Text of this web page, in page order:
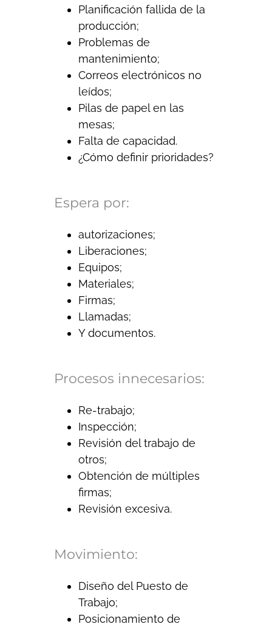
Planificación fallida de la
producción;
Problemas de
mantenimiento;
Correos electrónicos no
leídos;
Pilas de papel en las
mesas;
Falta de capacidad.
¿Cómo definir prioridades?
Espera por:
autorizaciones;
Liberaciones;
Equipos;
Materiales;
Firmas;
Llamadas;
Y documentos.
Procesos innecesarios:
Re-trabajo;
Inspección;
Revisión del trabajo de
otros;
Obtención de múltiples
firmas;
Revisión excesiva.
Movimiento:
Diseño del Puesto de
Trabajo;
Posicionamiento de